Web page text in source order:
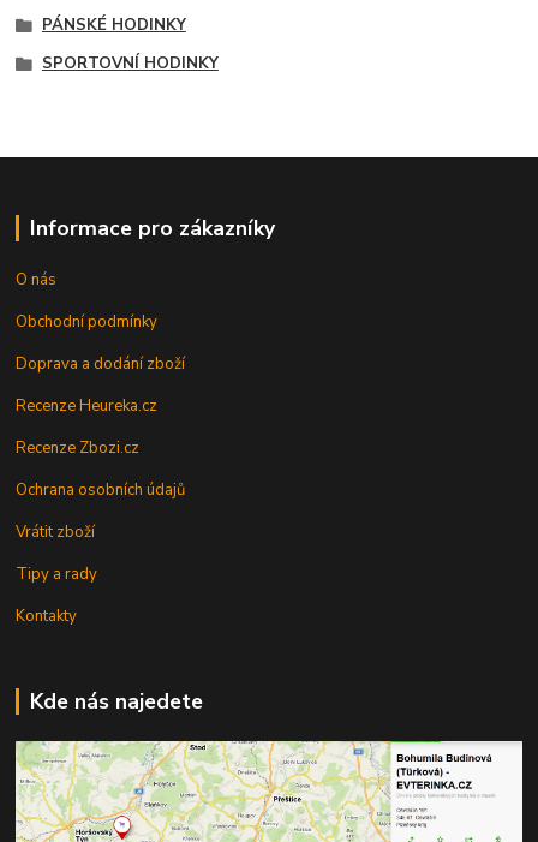
PÁNSKÉ HODINKY
SPORTOVNÍ HODINKY
Informace pro zákazníky
O nás
Obchodní podmínky
Doprava a dodání zboží
Recenze Heureka.cz
Recenze Zbozi.cz
Ochrana osobních údajů
Vrátit zboží
Tipy a rady
Kontakty
Kde nás najedete